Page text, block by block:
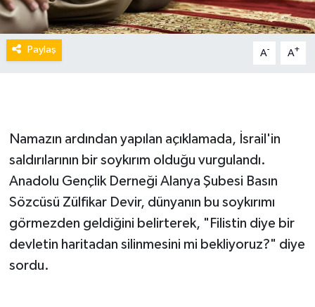
Paylaş A- A+
Namazın ardından yapılan açıklamada, İsrail'in
saldırılarının bir soykırım olduğu vurgulandı.
Anadolu Gençlik Derneği Alanya Şubesi Basın
Sözcüsü Zülfikar Devir, dünyanın bu soykırımı
görmezden geldiğini belirterek, "Filistin diye bir
devletin haritadan silinmesini mi bekliyoruz?" diye
sordu.